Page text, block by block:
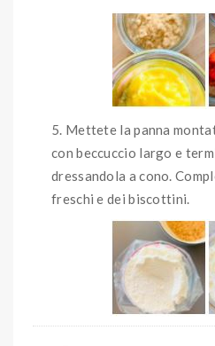
Mettete la panna
con beccuccio largo e
dressandola a cono.
freschi e dei